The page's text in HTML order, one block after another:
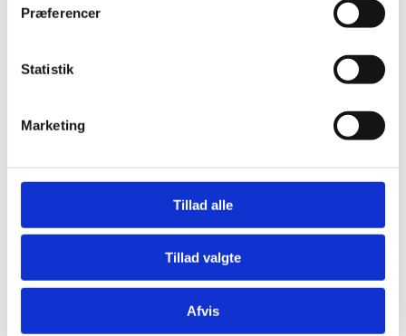
Præferencer
Statistik
Marketing
Tillad alle
Tillad valgte
Afvis
Sakse, nåle mm.
Til patchwork
Skabeloner pedari æsker
Symønstre baby
Symønstre voksen
Symønstre nederdele
Symønstre overdele